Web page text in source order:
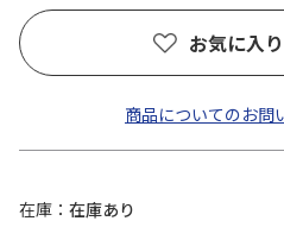
お気に入
商品についてのお問
在庫
在庫あり